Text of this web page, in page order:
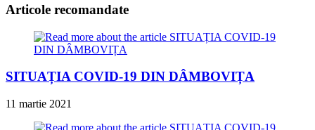
articles
Articole recomandate
SITUAȚIA COVID-19 DIN DÂMBOVIȚA
11 martie 2021